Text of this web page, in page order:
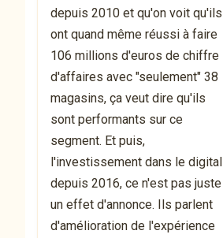
depuis 2010 et qu'on voit qu'ils
ont quand même réussi à faire
106 millions d'euros de chiffre
d'affaires avec "seulement" 38
magasins, ça veut dire qu'ils
sont performants sur ce
segment. Et puis,
l'investissement dans le digital
depuis 2016, ce n'est pas juste
un effet d'annonce. Ils parlent
d'amélioration de l'expérience